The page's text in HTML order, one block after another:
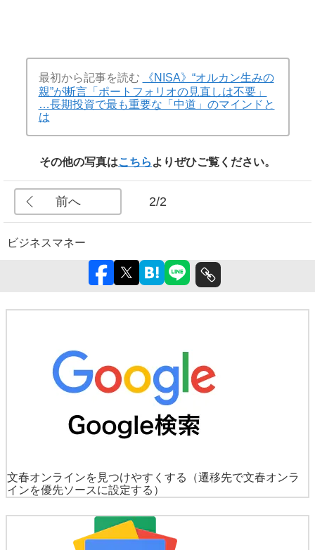
最初から記事を読む
《NISA》“オルカン生みの
親”が断言「ポートフォリオの見直しは不要」
…長期投資で最も重要な「中道」のマインドと
は
その他の写真はこちら よりぜひご覧ください。
前へ 2/2
ビジネスマネー
文春オンラインを見つけやすくする
（遷移先で文春オンラ
インを優先ソースに設定する）